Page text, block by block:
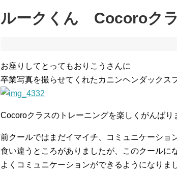
ルークくん Cocoroクラ
お座りしてとってもおりこうさんに
卒業写真を撮らせてくれたカニンヘンダックス
Cocoroクラスのトレーニングを楽しくがんばり
前クールではまだイマイチ、コミュニケーショ
食い違うところがありましたが、このクールに
よくコミュニケーションができるようになりま